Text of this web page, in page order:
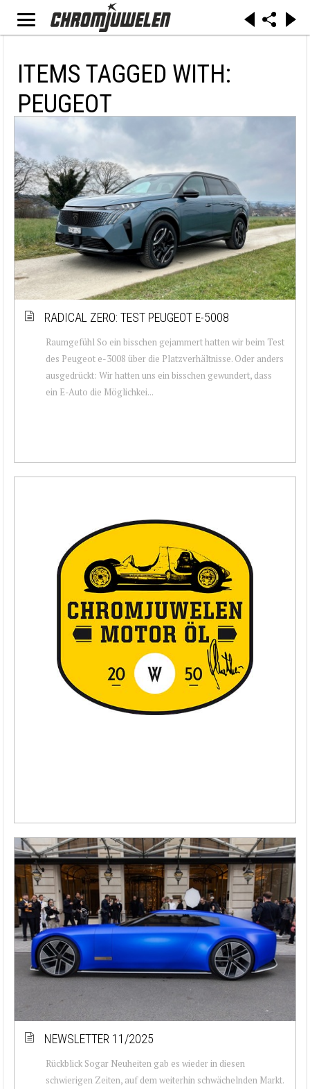
ITEMS TAGGED WITH:
PEUGEOT
RADICAL ZERO: TEST PEUGEOT E-5008
Raumgefühl So ein bisschen gejammert hatten wir beim Test
des Peugeot e-3008 über die Platzverhältnisse. Oder anders
ausgedrückt: Wir hatten uns ein bisschen gewundert, dass
ein E-Auto die Möglichkei...
NEWSLETTER 11/2025
Rückblick Sogar Neuheiten gab es wieder in diesen
schwierigen Zeiten, auf dem weiterhin schwächelnden Markt.